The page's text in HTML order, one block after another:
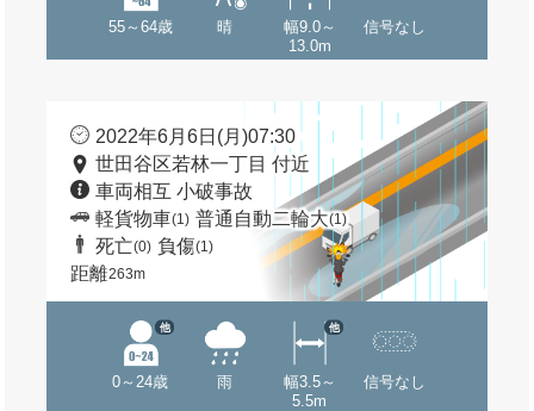
55～64歳 晴
幅9.0～
13.0m
信号なし
2022年6月6日(月)07:30
世田谷区若林一丁目 付近
車両相互 小破事故
軽貨物車(1) 普通自動二輪大(1)
死亡(0) 負傷(1)
距離263m
0～24歳
他
雨
幅3.5～
5.5m
他
信号なし